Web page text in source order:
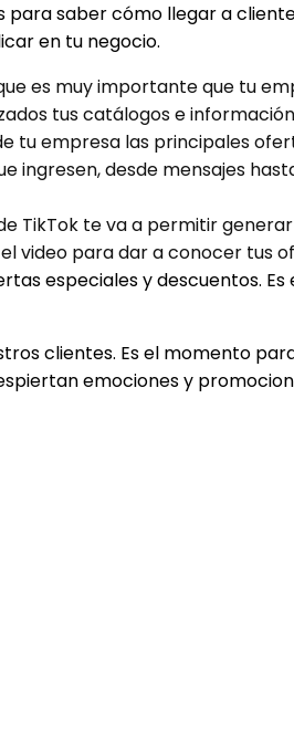
para saber cómo llegar a
en tu negocio.
es muy importante que tu
tus catálogos e
tu empresa las principales
desde mensajes
TikTok te va a permitir
video para dar a conocer tus
especiales y descuentos.
clientes. Es el momento
emociones y